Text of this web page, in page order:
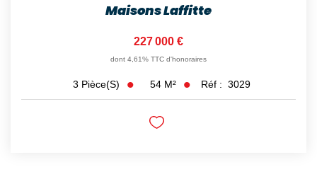
Maisons Laffitte
227 000 €
dont 4,61% TTC d'honoraires
3 Pièce(s) 54 M² Réf : 3029